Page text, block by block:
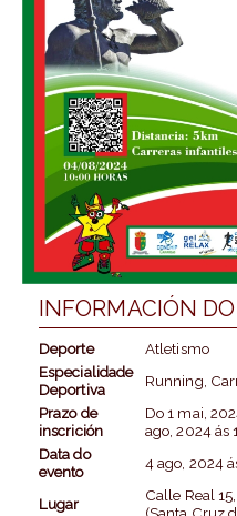
INFORMACIÓN
Deporte
Atletismo
Especialidade
Deportiva
Running,
Prazo de
inscrición
Do1 mai,
ago, 2024ás
Data do
evento
4 ago, 2024
Lugar
Calle Real